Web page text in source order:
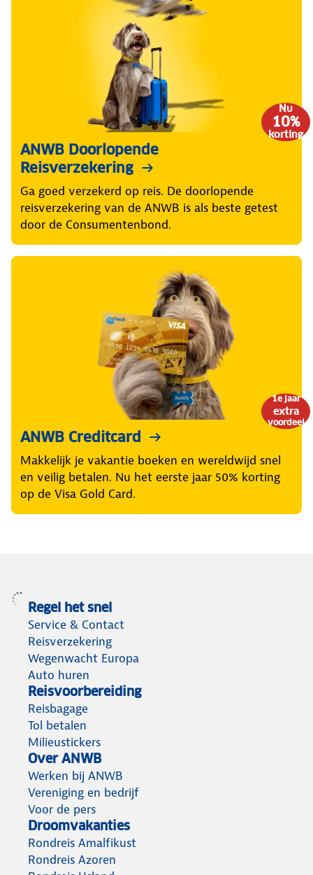
Nu
10%
korting
ANWB Doorlopende
Reisverzekering
Ga goed verzekerd op reis. De doorlopende
reisverzekering van de ANWB is als beste getest
door de Consumentenbond.
1e jaar
extra
voordeel
ANWB Creditcard
Makkelijk je vakantie boeken en wereldwijd snel
en veilig betalen. Nu het eerste jaar 50% korting
op de Visa Gold Card.
Regel het snel
Service & Contact
Reisverzekering
Wegenwacht Europa
Auto huren
Reisvoorbereiding
Reisbagage
Tol betalen
Milieustickers
Over ANWB
Werken bij ANWB
Vereniging en bedrijf
Voor de pers
Droomvakanties
Rondreis Amalfikust
Rondreis Azoren